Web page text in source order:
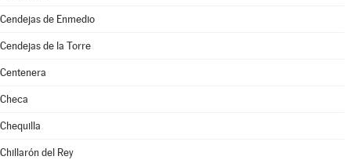
Cendejas de Enmedio
Cendejas de la Torre
Centenera
Checa
Chequilla
Chillarón del Rey